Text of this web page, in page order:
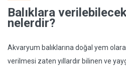
Balıklara
nelerdir?
Akvaryum balıklarına doğal yem
verilmesi zaten yıllardır bilinen ve